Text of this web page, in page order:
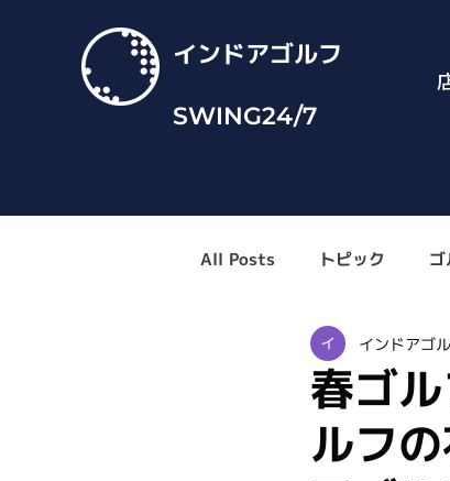
インドアゴルフ
SWING24/7
All Posts トピック
春ゴ
ルフ
インドアゴ